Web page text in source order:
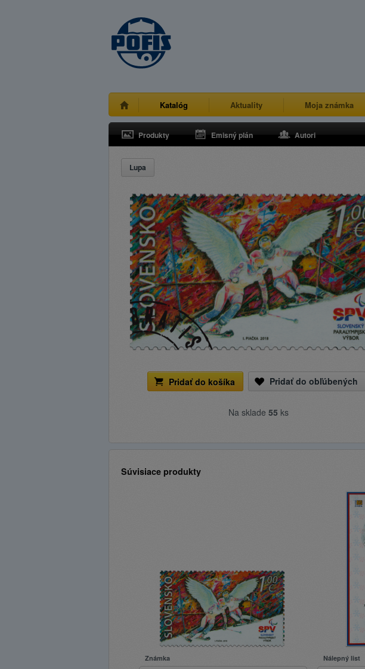
Katalóg Aktuality Moja známka
Produkty Emisný plán Autori
Lupa
Pridať do košíka Pridať do obľúbených
Na sklade 55 ks
Súvisiace produkty
Známka Nálepný list